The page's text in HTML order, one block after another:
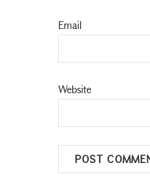
Email
Website